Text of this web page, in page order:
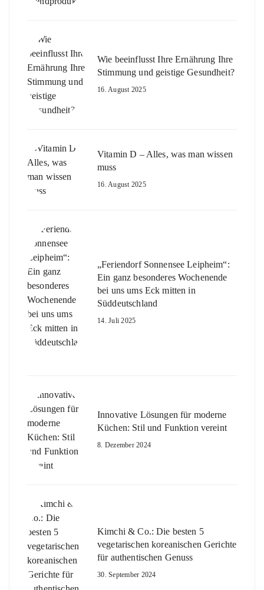
Wie beeinflusst Ihre Ernährung Ihre
Stimmung und geistige Gesundheit?
16. August 2025
Vitamin D – Alles, was man wissen
muss
16. August 2025
„Feriendorf Sonnensee Leipheim“:
Ein ganz besonderes Wochenende
bei uns ums Eck mitten in
Süddeutschland
14. Juli 2025
Innovative Lösungen für moderne
Küchen: Stil und Funktion vereint
8. Dezember 2024
Kimchi & Co.: Die besten 5
vegetarischen koreanischen Gerichte
für authentischen Genuss
30. September 2024